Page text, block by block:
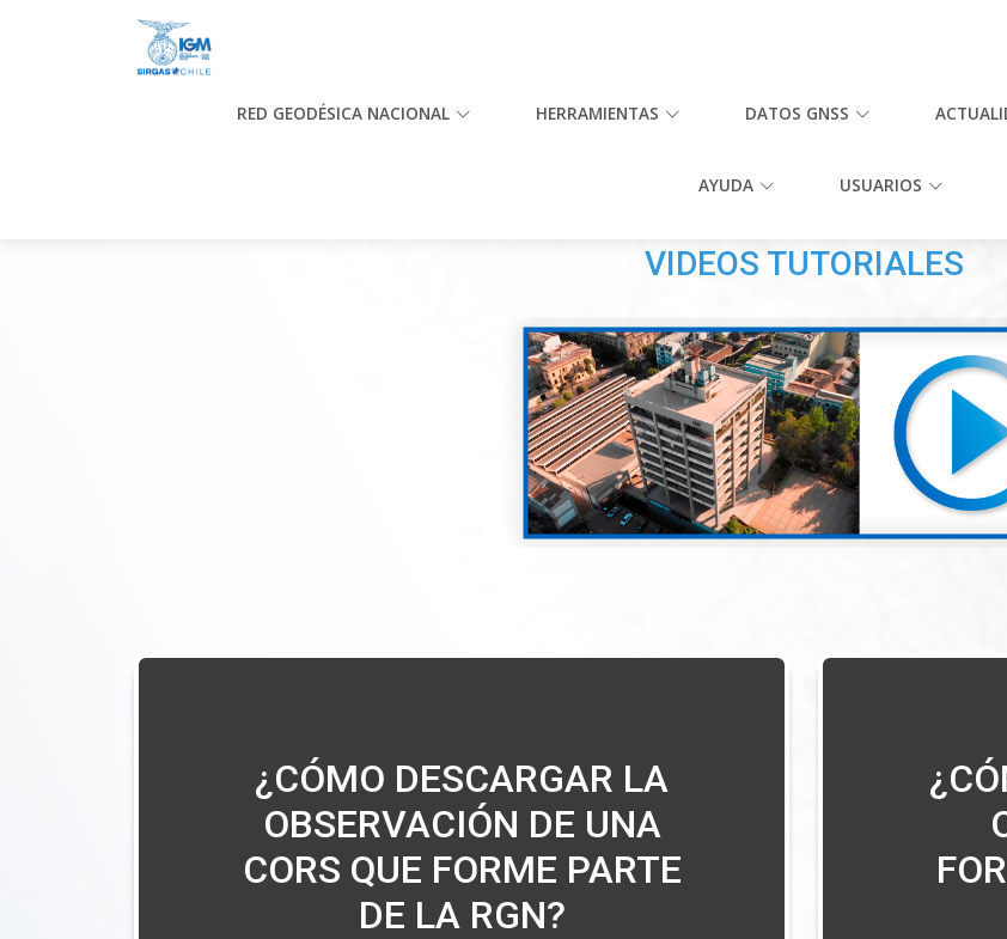
RED GEODÉSICA NACIONAL HERRAMIENTAS DATOS GNSS
AYUDA USUARIOS
VIDEOS TUTORIALES
¿CÓMO DESCARGAR LA
OBSERVACIÓN DE UNA
CORS QUE FORME PARTE
DE LA RGN?